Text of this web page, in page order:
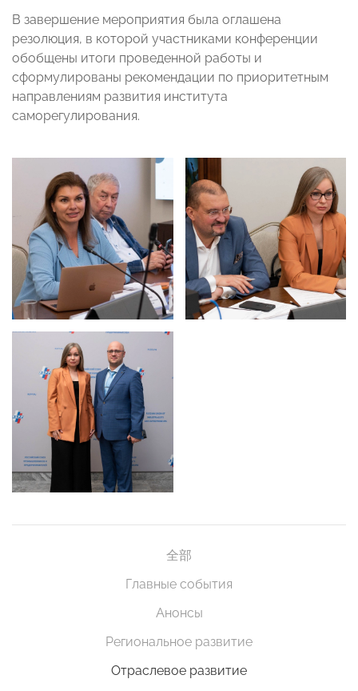
В завершение мероприятия была оглашена
резолюция, в которой участниками конференции
обобщены итоги проведенной работы и
сформулированы рекомендации по приоритетным
направлениям развития института
саморегулирования.
全部
Главные события
Анонсы
Региональное развитие
Отраслевое развитие